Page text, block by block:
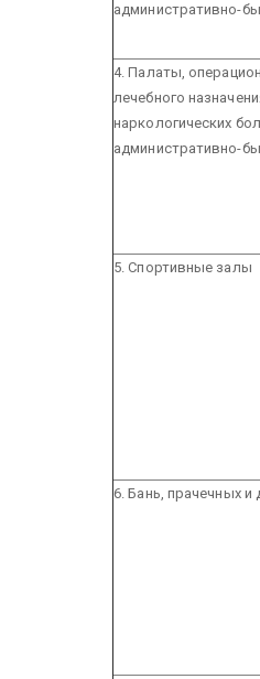
административно-
4. Палаты,
лечебного
наркологических
административно-
5. Спортивные залы
6. Бань, прачечных